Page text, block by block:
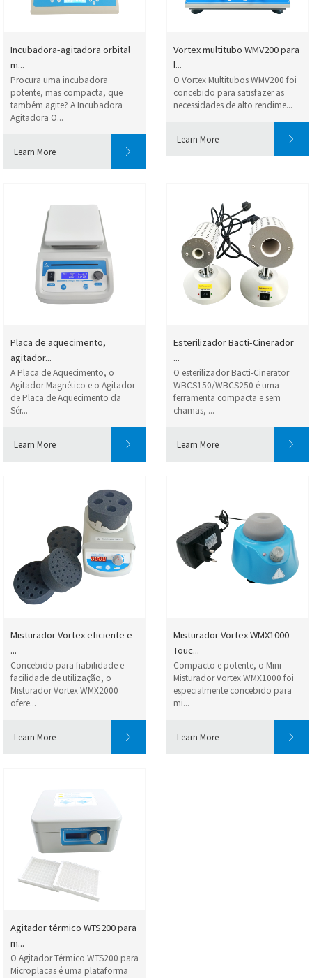
Incubadora-agitadora orbital
m...
Procura uma incubadora
potente, mas compacta, que
também agite? A Incubadora
Agitadora O...
Learn More
Vortex multitubo WMV200 para
l...
O Vortex Multitubos WMV200 foi
concebido para satisfazer as
necessidades de alto rendime...
Learn More
Placa de aquecimento,
agitador...
A Placa de Aquecimento, o
Agitador Magnético e o Agitador
de Placa de Aquecimento da
Sér...
Learn More
Esterilizador Bacti-Cinerador
...
O esterilizador Bacti-Cinerator
WBCS150/WBCS250 é uma
ferramenta compacta e sem
chamas, ...
Learn More
Misturador Vortex eficiente e
...
Concebido para fiabilidade e
facilidade de utilização, o
Misturador Vortex WMX2000
ofere...
Learn More
Misturador Vortex WMX1000
Touc...
Compacto e potente, o Mini
Misturador Vortex WMX1000 foi
especialmente concebido para
mi...
Learn More
Agitador térmico WTS200 para
m...
O Agitador Térmico WTS200 para
Microplacas é uma plataforma